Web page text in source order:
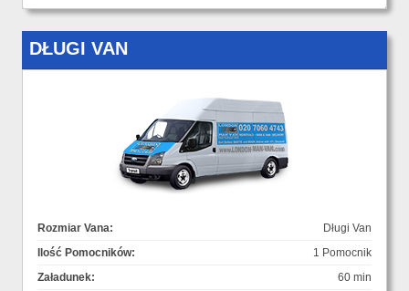
DŁUGI VAN
Rozmiar Vana:
Długi Van
Ilość Pomocników:
1 Pomocnik
Załadunek:
60 min